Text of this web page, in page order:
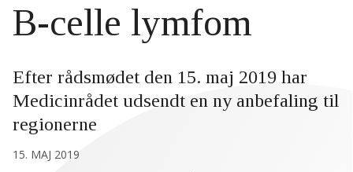
B-celle lymfom
Efter rådsmødet den 15. maj 2019 har
Medicinrådet udsendt en ny anbefaling til
regionerne
15. MAJ 2019